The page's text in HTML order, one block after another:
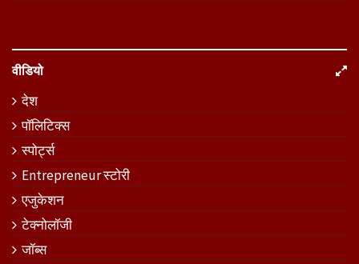
वीडियो
देश
पॉलिटिक्स
स्पोर्ट्स
Entrepreneur स्टोरी
एजुकेशन
टेक्नोलॉजी
जॉब्स